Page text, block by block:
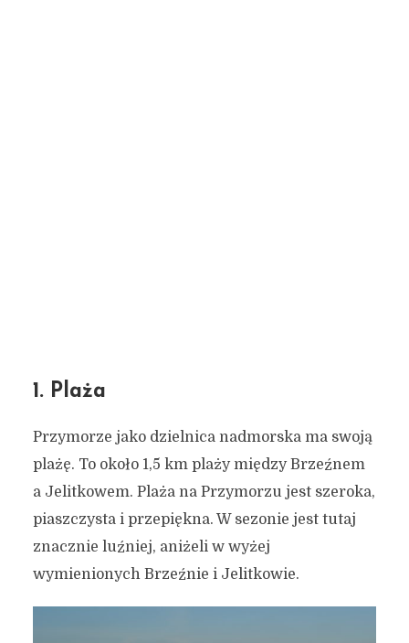
1. Plaża
Przymorze jako dzielnica nadmorska ma swoją
plażę. To około 1,5 km plaży między Brzeźnem
a Jelitkowem. Plaża na Przymorzu jest szeroka,
piaszczysta i przepiękna. W sezonie jest tutaj
znacznie luźniej, aniżeli w wyżej
wymienionych Brzeźnie i Jelitkowie.